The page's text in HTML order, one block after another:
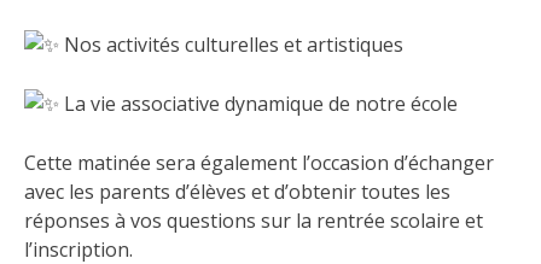
Nos activités culturelles et artistiques
La vie associative dynamique de notre école
Cette matinée sera également l’occasion d’échanger
avec les parents d’élèves et d’obtenir toutes les
réponses à vos questions sur la rentrée scolaire et
l’inscription.